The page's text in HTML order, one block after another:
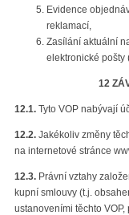
Evidence
reklamací,
Zasílání aktuální
elektronické pošty
12
12.1. Tyto VOP nabývají
12.2. Jakékoliv změny
na internetové stránce
12.3. Právní vztahy
kupní smlouvy (t.j.
ustanoveními těchto